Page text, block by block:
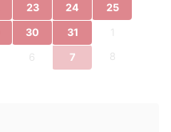
23 24 25
30 31
6 7 8